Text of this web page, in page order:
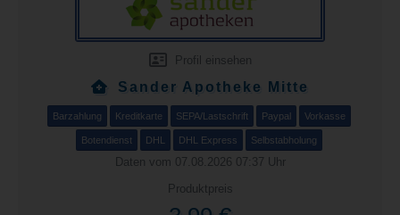
Profil einsehen
Sander Apotheke Mitte
Barzahlung Kreditkarte SEPA/Lastschrift Paypal Vorkasse
Botendienst DHL DHL Express Selbstabholung
Daten vom 07.08.2026 07:37 Uhr
Produktpreis